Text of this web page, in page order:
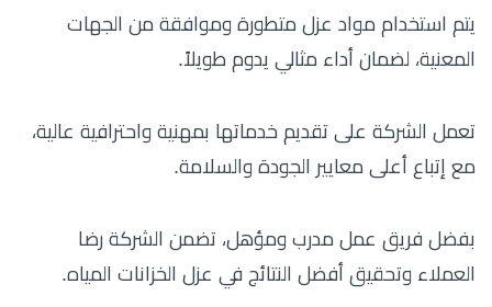
يتم استخدام مواد عزل متطورة وموافقة من الجهات
المعنية، لضمان أداء مثالي يدوم طويلاً.
تعمل الشركة على تقديم خدماتها بمهنية واحترافية عالية،
مع إتباع أعلى معايير الجودة والسلامة.
بفضل فريق عمل مدرب ومؤهل، تضمن الشركة رضا
العملاء وتحقيق أفضل النتائج في عزل الخزانات المياه.